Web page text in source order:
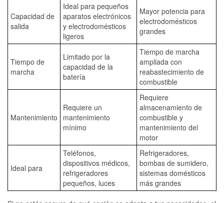
Capacidad de
salida
Ideal para pequeños
aparatos electrónicos
y electrodomésticos
ligeros
Mayor potencia para
electrodomésticos
grandes
Tiempo de
marcha
Limitado por la
capacidad de la
batería
Tiempo de marcha
ampliada con
reabastecimiento de
combustible
Mantenimiento
Requiere un
mantenimiento
mínimo
Requiere
almacenamiento de
combustible y
mantenimiento del
motor
Ideal para
Teléfonos,
dispositivos médicos,
refrigeradores
pequeños, luces
Refrigeradores,
bombas de sumidero,
sistemas domésticos
más grandes